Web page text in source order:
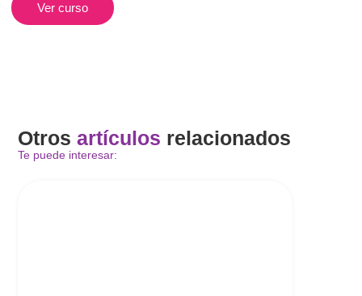
Ver curso
Otrosartículos relacionados
Te puede interesar: